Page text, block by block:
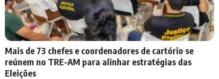
Mais de 73 chefes e coordenadores de cartório se
reúnem no TRE-AM para alinhar estratégias das
Eleições